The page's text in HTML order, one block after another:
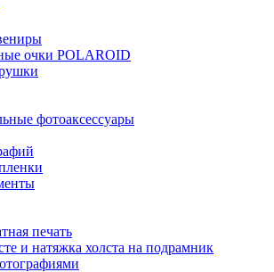
очки POLAROID
фотоаксессуары
печать
и натяжка холста на подрамник